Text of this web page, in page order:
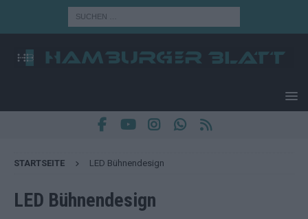
STARTSEITE LED Bühnendesign
LED Bühnendesign